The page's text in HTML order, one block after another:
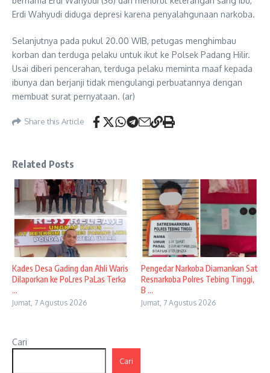
Erdi Wahyudi diduga depresi karena penyalahgunaan narkoba.
Selanjutnya pada pukul 20.00 WIB, petugas menghimbau
korban dan terduga pelaku untuk ikut ke Polsek Padang Hilir.
Usai diberi pencerahan, terduga pelaku meminta maaf kepada
ibunya dan berjanji tidak mengulangi perbuatannya dengan
membuat surat pernyataan. (ar)
Share this Article
Related Posts
Kades Desa Gading dan Ahli Waris
Dilaporkan ke PoLres PaLas Terka
...
Jumat, 7 Agustus 2026
Pengedar Narkoba Diamankan Sat
Resnarkoba Polres Tebing Tinggi,
B ...
Jumat, 7 Agustus 2026
Cari
Cari